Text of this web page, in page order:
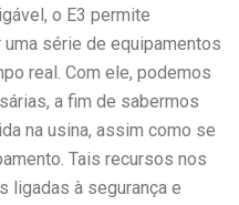
o E3 permite
série de equipamentos
real. Com ele, podemos
a fim de sabermos
na usina, assim como se
Tais recursos nos
ligadas à segurança e